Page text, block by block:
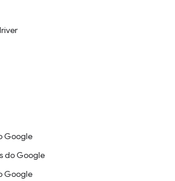
Google
do Google
Google